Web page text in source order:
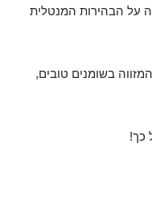
על הבהירות המנטלית
בשומנים טובים,
כך!